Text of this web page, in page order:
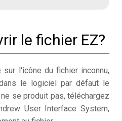
le fichier EZ?
l'icône du fichier inconnu,
le logiciel par défaut le
se produit pas, téléchargez
User Interface System,